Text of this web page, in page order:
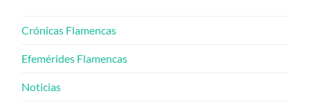
Crónicas Flamencas
Efemérides Flamencas
Noticias